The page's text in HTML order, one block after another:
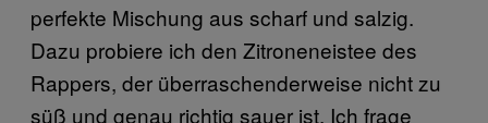
perfekte Mischung aus scharf und salzig.
Dazu probiere ich den Zitroneneistee des
Rappers, der überraschenderweise nicht zu
süß und genau richtig sauer ist. Ich frage